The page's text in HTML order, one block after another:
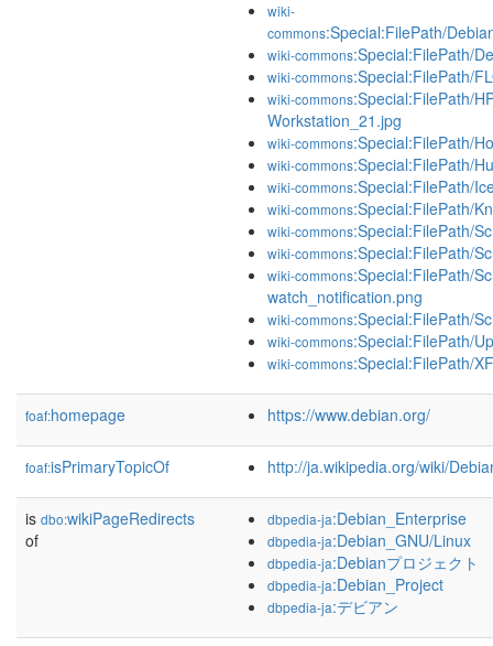
wiki-
commons:Special:FilePath/
wiki-commons:Special:FilePath/
wiki-commons:Special:FilePath/
wiki-commons:Special:FilePath/
Workstation_21.jpg
wiki-commons:Special:FilePath/
wiki-commons:Special:FilePath/
wiki-commons:Special:FilePath/
wiki-commons:Special:FilePath/
wiki-commons:Special:FilePath/
wiki-commons:Special:FilePath/
wiki-commons:Special:FilePath/
watch_notification.png
wiki-commons:Special:FilePath/
wiki-commons:Special:FilePath/
wiki-commons:Special:FilePath/
foaf:homepage https://www.debian.org/
foaf:isPrimaryTopicOf http://ja.wikipedia.org/wiki/
is dbo:wikiPageRedirects
of
dbpedia-ja:Debian_Enterprise
dbpedia-ja:Debian_GNU/Linux
dbpedia-ja:Debianプロジェクト
dbpedia-ja:Debian_Project
dbpedia-ja:デビアン